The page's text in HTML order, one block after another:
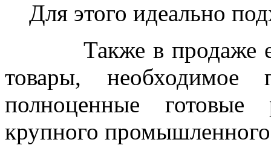
Для этого идеально
Также в продаже
товары, необходимое
полноценные
крупного промышленного